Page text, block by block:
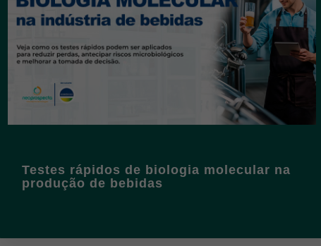
Testes rápidos de biologia molecular na
produção de bebidas